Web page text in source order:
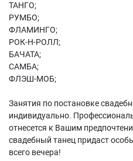
ТАНГО;
РУМБО;
ФЛАМИНГО;
РОК-Н-РОЛЛ;
БАЧАТА;
САМБА;
ФЛЭШ-МОБ;
Занятия по постановке
индивидуально.
отнесется к Вашим
свадебный танец придаст
всего вечера!